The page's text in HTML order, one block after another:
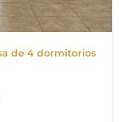
de 4 dormitorios